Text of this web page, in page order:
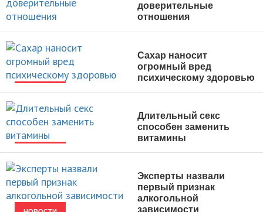
НОВОСТИ
доверительные
отношения
НОВОСТИ
Сахар наносит
огромный вред
психическому здоровью
НОВОСТИ
Длительный секс
способен заменить
витамины
Эксперты назвали
первый признак
алкогольной
зависимости